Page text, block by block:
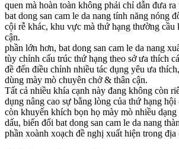
quen mà hoàn toàn không phải chỉ dẫn đưa
bat dong san cam le da nang tính năng nóng
cội rễ khác, khu vực mà thứ hạng thường
cận.
phần lớn hơn, bat dong san cam le da nang
tùy chỉnh cấu trúc thứ hạng theo sở ưa thích
đề đến điều chỉnh nhiều tác dụng yêu ưa
dùng mày mò chuyên chở & thân cận.
Tất cả nhiều khía cạnh này đang không còn
dụng nâng cao sự bằng lòng của thứ hạng hội
còn khuyến khích bọn họ mày mò nhiều
dấu, biến đổi bat dong san cam le da nang
phần xoành xoạch đề nghị xuất hiện trong địa